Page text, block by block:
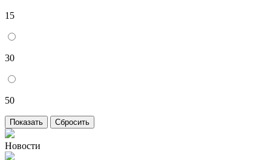
15
30
50
Новости